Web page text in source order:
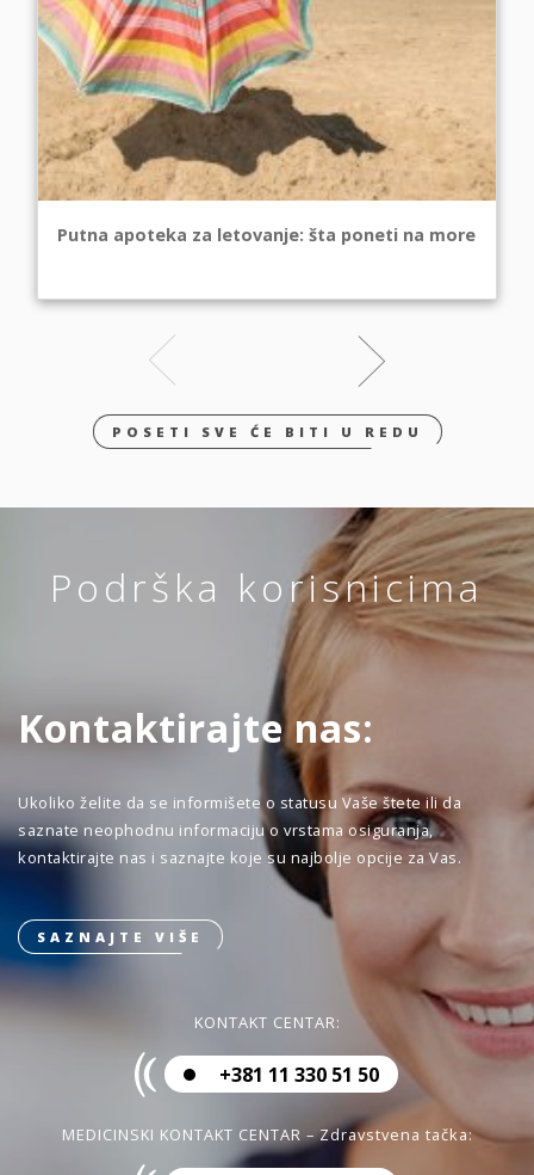
Putna apoteka za letovanje: šta poneti na more
POSETI SVE ĆE BITI U REDU
Podrška korisnicima
Kontaktirajte nas:
Ukoliko želite da se informišete o statusu Vaše štete ili da
saznate neophodnu informaciju o vrstama osiguranja,
kontaktirajte nas i saznajte koje su najbolje opcije za Vas.
SAZNAJTE VIŠE
KONTAKT CENTAR:
+381 11 330 51 50
MEDICINSKI KONTAKT CENTAR – Zdravstvena tačka: